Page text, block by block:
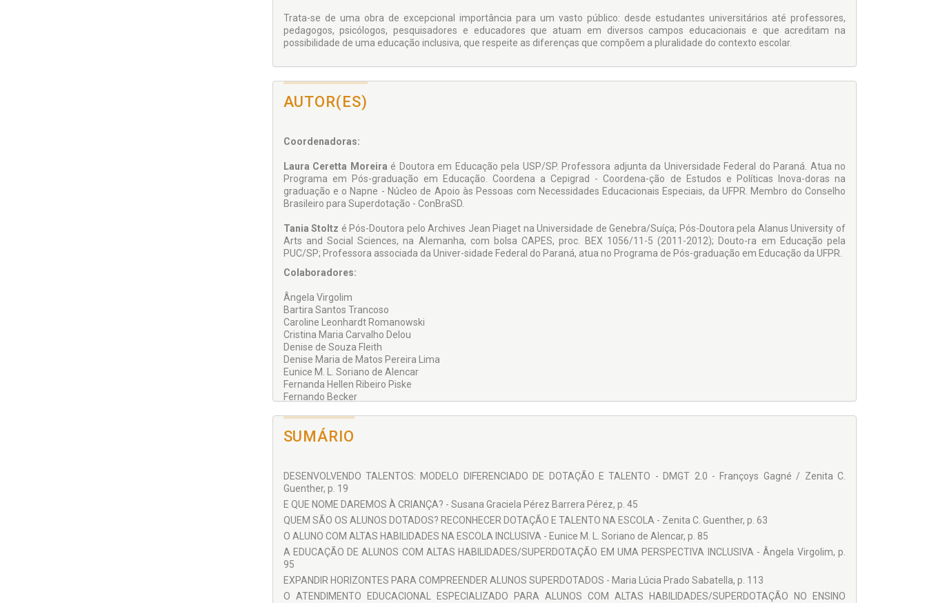
Trata-se de uma obra de excepcional importância para um vasto público: desde estudantes universitários até professores,
pedagogos, psicólogos, pesquisadores e educadores que atuam em diversos campos educacionais e que acreditam na
possibilidade de uma educação inclusiva, que respeite as diferenças que compõem a pluralidade do contexto escolar.
AUTOR(ES)
Coordenadoras:
Laura Ceretta Moreira é Doutora em Educação pela USP/SP. Professora adjunta da Universidade Federal do Paraná. Atua no
Programa em Pós-graduação em Educação. Coordena a Cepigrad - Coordena-ção de Estudos e Políticas Inova-doras na
graduação e o Napne - Núcleo de Apoio às Pessoas com Necessidades Educacionais Especiais, da UFPR. Membro do Conselho
Brasileiro para Superdotação - ConBraSD.
Tania Stoltz é Pós-Doutora pelo Archives Jean Piaget na Universidade de Genebra/Suíça; Pós-Doutora pela Alanus University of
Arts and Social Sciences, na Alemanha, com bolsa CAPES, proc. BEX 1056/11-5 (2011-2012); Douto-ra em Educação pela
PUC/SP; Professora associada da Univer-sidade Federal do Paraná, atua no Programa de Pós-graduação em Educação da UFPR.
Colaboradores:
Ângela Virgolim
Bartira Santos Trancoso
Caroline Leonhardt Romanowski
Cristina Maria Carvalho Delou
Denise de Souza Fleith
Denise Maria de Matos Pereira Lima
Eunice M. L. Soriano de Alencar
Fernanda Hellen Ribeiro Piske
Fernando Becker
Helga Loos-Sant'ana
Laura Ceretta Moreira
Maria Lúcia Prado Sabatella
Paula Mitsuyo Yamasaki Sakaguti
Paulo Vinícius Carvalho Silva
René Simonato Sant'Ana-Loos
Silvia Parrat-Dayan
Soraia Napoleão Freitas
Susana Graciela Pérez Barrera Pérez
Tania Beatriz Iwaszko Marques
Tania Stoltz
Zenita C. Guenther
SUMÁRIO
DESENVOLVENDO TALENTOS: MODELO DIFERENCIADO DE DOTAÇÃO E TALENTO - DMGT 2.0 - Françoys Gagné / Zenita C.
Guenther, p. 19
E QUE NOME DAREMOS À CRIANÇA? - Susana Graciela Pérez Barrera Pérez, p. 45
QUEM SÃO OS ALUNOS DOTADOS? RECONHECER DOTAÇÃO E TALENTO NA ESCOLA - Zenita C. Guenther, p. 63
O ALUNO COM ALTAS HABILIDADES NA ESCOLA INCLUSIVA - Eunice M. L. Soriano de Alencar, p. 85
A EDUCAÇÃO DE ALUNOS COM ALTAS HABILIDADES/SUPERDOTAÇÃO EM UMA PERSPECTIVA INCLUSIVA - Ângela Virgolim, p.
95
EXPANDIR HORIZONTES PARA COMPREENDER ALUNOS SUPERDOTADOS - Maria Lúcia Prado Sabatella, p. 113
O ATENDIMENTO EDUCACIONAL ESPECIALIZADO PARA ALUNOS COM ALTAS HABILIDADES/SUPERDOTAÇÃO NO ENSINO